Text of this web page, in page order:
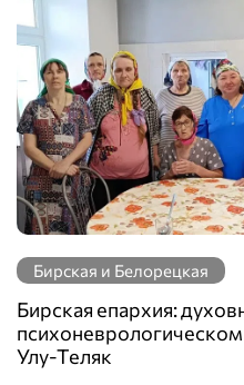
Бирская и Белорецкая
Бирская епархия:
психоневрологическом
Улу-Теляк